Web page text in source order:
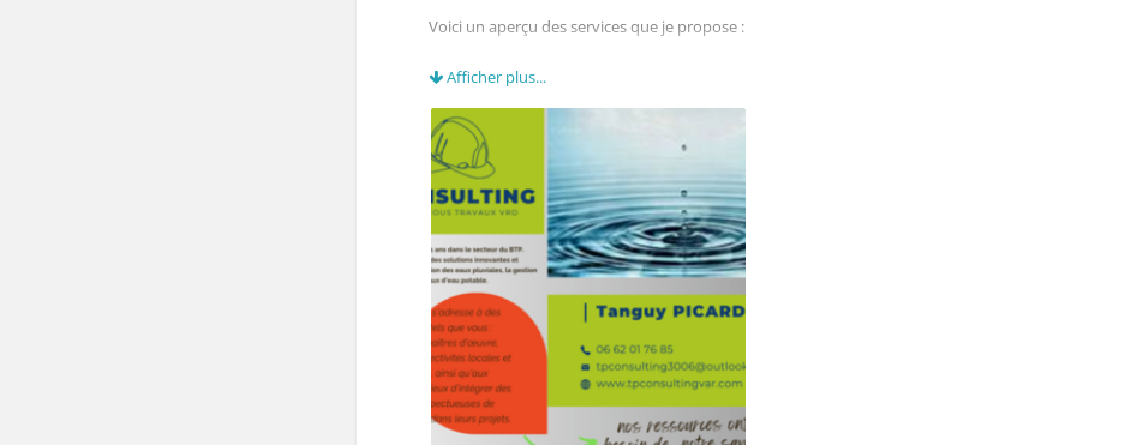
Je reste disponible pour une rencontre ou un appel afin d’en discuter plus en détail.
Voici un aperçu des services que je propose :
·Récupération des eaux pluviales
création des dossiers de prise en charge, fourniture et négociation des systèmes adaptés
aux projets, suivi des édifices et leurs réalisations, dossier final de l’installation (fiche
technique, réception de mise en service, fiche de maintenance, procès-verbal et dossier
de réception)
·Gestion des eaux usées: conseil des solutions conformes aux réglementations
pour le traitement et l’évacuation des eaux usées. Fourniture et négociations des
produits adaptés. Suivi et contrôle des ouvrages.
·Travaux VRD: conseil pour les aménagements extérieurs, réseaux
d’assainissement, réseaux divers, voiries, mise en relations et négociations des produits
nouveaux et existants, etc.
°Compte rendu et rapport d’expertise VRD
LA GESTION, LA REUTILISATION ET LE REJET DES EAUX DE PLUIE SONT POUR MOI, DES
Afficher plus...